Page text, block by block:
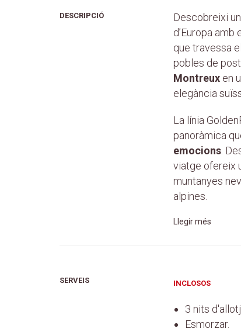
DESCRIPCIÓ
Descobreixi
d’Europa amb
que travessa
pobles de
Montreux en
elegància
La línia
panoràmica
emocions .
viatge ofereix
muntanyes
alpines.
Llegir més
SERVEIS INCLOSOS
3 nits
Esmorzar.